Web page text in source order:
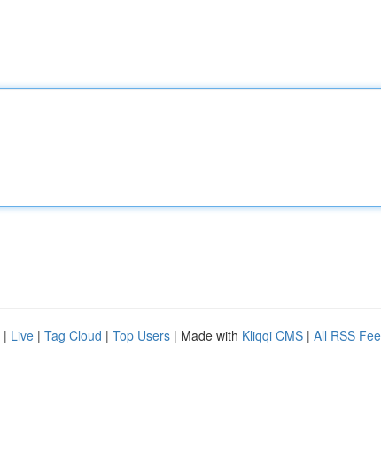
| Live | Tag Cloud | Top Users | Made with Kliqqi CMS | All RSS